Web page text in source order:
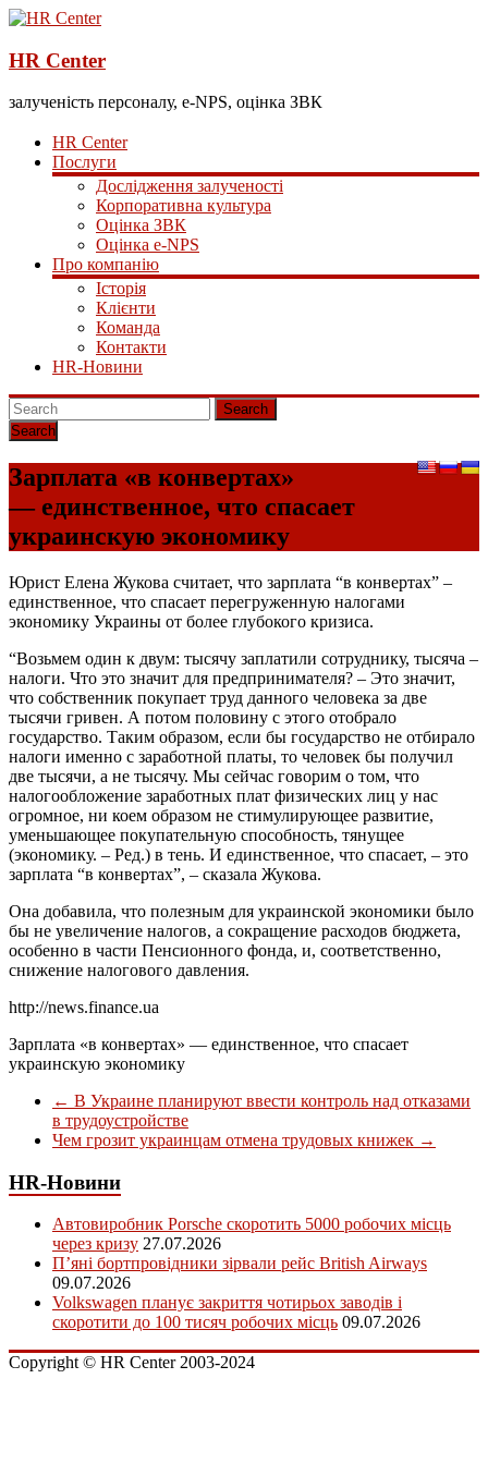
HR Center
залученість персоналу, e-NPS, оцінка ЗВК
HR Center
Послуги
Дослідження залученості
Корпоративна культура
Оцінка ЗВК
Оцінка e-NPS
Про компанію
Історія
Клієнти
Команда
Контакти
HR-Новини
Search
Зарплата «в конвертах»
— единственное, что спасает
украинскую экономику
Юрист Елена Жукова считает, что зарплата “в конвертах” –
единственное, что спасает перегруженную налогами
экономику Украины от более глубокого кризиса.
“Возьмем один к двум: тысячу заплатили сотруднику, тысяча –
налоги. Что это значит для предпринимателя? – Это значит,
что собственник покупает труд данного человека за две
тысячи гривен. А потом половину с этого отобрало
государство. Таким образом, если бы государство не отбирало
налоги именно с заработной платы, то человек бы получил
две тысячи, а не тысячу. Мы сейчас говорим о том, что
налогообложение заработных плат физических лиц у нас
огромное, ни коем образом не стимулирующее развитие,
уменьшающее покупательную способность, тянущее
(экономику. – Ред.) в тень. И единственное, что спасает, – это
зарплата “в конвертах”, – сказала Жукова.
Она добавила, что полезным для украинской экономики было
бы не увеличение налогов, а сокращение расходов бюджета,
особенно в части Пенсионного фонда, и, соответственно,
снижение налогового давления.
http://news.finance.ua
Зарплата «в конвертах» — единственное, что спасает
украинскую экономику
← В Украине планируют ввести контроль над отказами
в трудоустройстве
Чем грозит украинцам отмена трудовых книжек →
HR-Новини
Автовиробник Porsche скоротить 5000 робочих місць
через кризу 27.07.2026
П’яні бортпровідники зірвали рейс British Airways
09.07.2026
Volkswagen планує закриття чотирьох заводів і
скоротити до 100 тисяч робочих місць 09.07.2026
Copyright © HR Center 2003-2024